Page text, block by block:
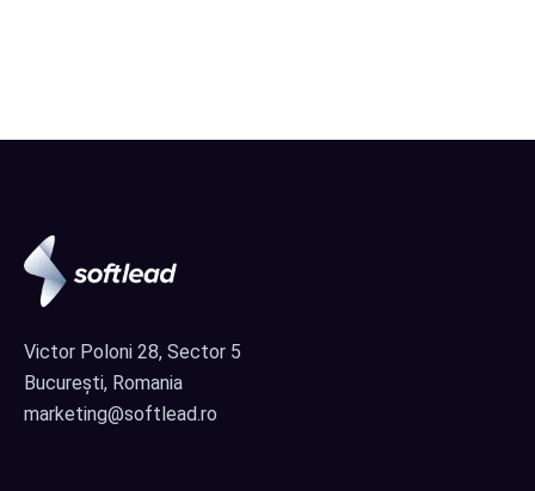
Victor Poloni 28, Sector 5
București, Romania
marketing@softlead.ro